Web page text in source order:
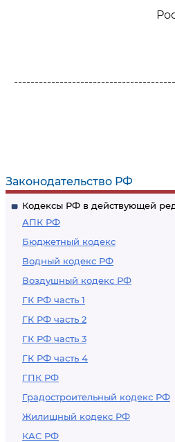
Законодательство РФ
Кодексы РФ в действующей
АПК РФ
Бюджетный кодекс
Водный кодекс РФ
Воздушный кодекс РФ
ГК РФ часть 1
ГК РФ часть 2
ГК РФ часть 3
ГК РФ часть 4
ГПК РФ
Градостроительный кодекс РФ
Жилищный кодекс РФ
КАС РФ